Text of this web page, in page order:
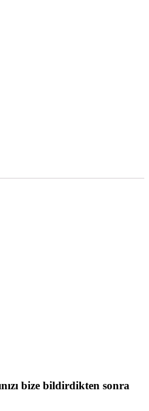
bize bildirdikten sonra